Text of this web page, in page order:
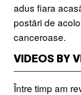
adus fiara
postări de
canceroase.
VIDEOS BY
Între timp am